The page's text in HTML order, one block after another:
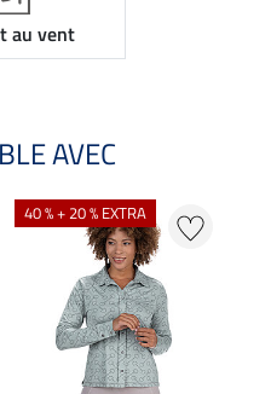
au vent
AVEC
40 % + 20 % EXTRA